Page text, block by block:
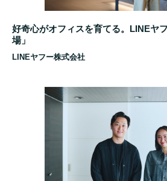
好奇心がオフィスを育てる。LINEヤ
場」
LINEヤフー株式会社